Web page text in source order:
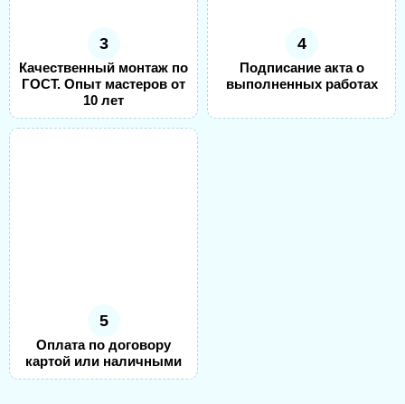
3
Качественный монтаж по
ГОСТ. Опыт мастеров от
10 лет
4
Подписание акта о
выполненных работах
5
Оплата по договору
картой или наличными